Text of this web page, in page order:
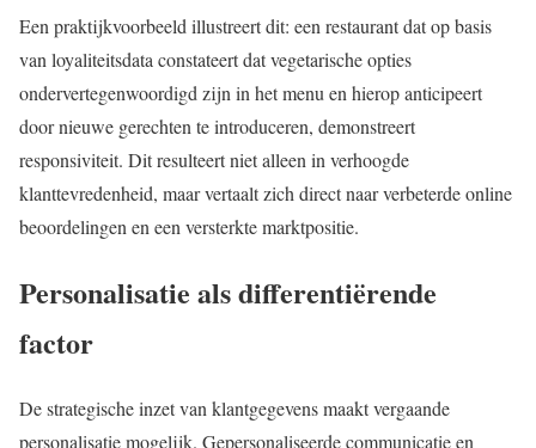
Een praktijkvoorbeeld illustreert dit: een restaurant dat op basis
van loyaliteitsdata constateert dat vegetarische opties
ondervertegenwoordigd zijn in het menu en hierop anticipeert
door nieuwe gerechten te introduceren, demonstreert
responsiviteit. Dit resulteert niet alleen in verhoogde
klanttevredenheid, maar vertaalt zich direct naar verbeterde online
beoordelingen en een versterkte marktpositie.
Personalisatie als differentiërende
factor
De strategische inzet van klantgegevens maakt vergaande
personalisatie mogelijk. Gepersonaliseerde communicatie en